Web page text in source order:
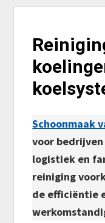
Schoonmaak
voor
logistiek en
reiniging
de efficiëntie